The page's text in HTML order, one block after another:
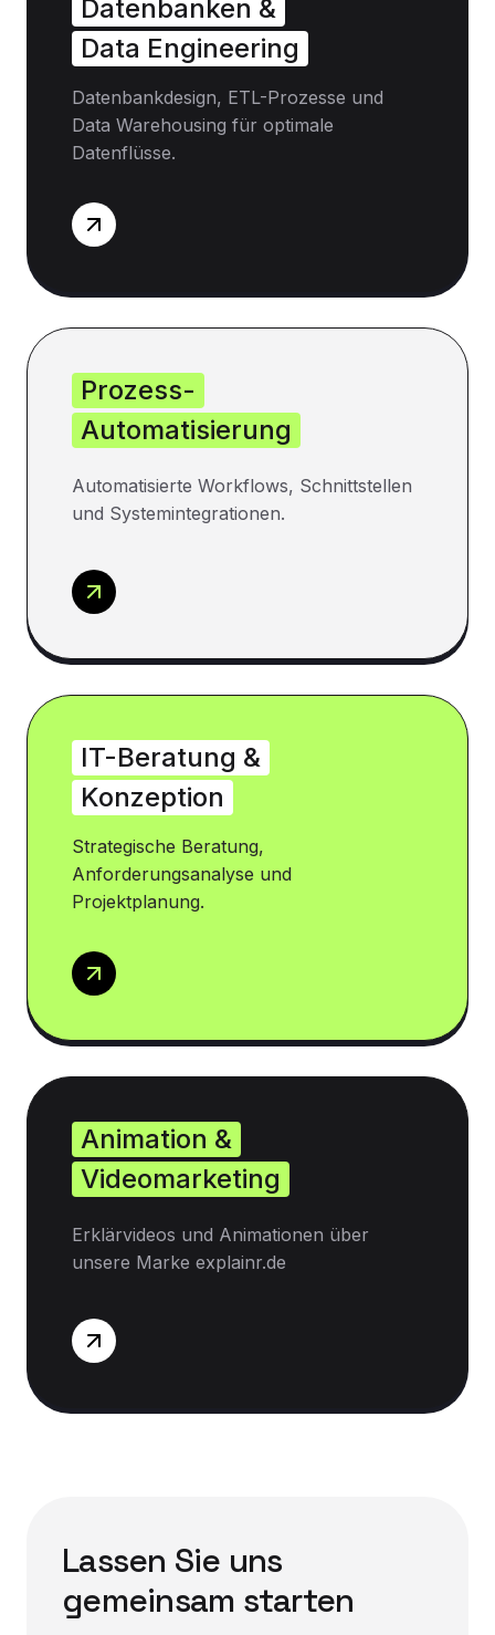
Datenbanken &
Data Engineering
Datenbankdesign, ETL-Prozesse und
Data Warehousing für optimale
Datenflüsse.
Prozess-
Automatisierung
Automatisierte Workflows, Schnittstellen
und Systemintegrationen.
IT-Beratung &
Konzeption
Strategische Beratung,
Anforderungsanalyse und
Projektplanung.
Animation &
Videomarketing
Erklärvideos und Animationen über
unsere Marke explainr.de
Lassen Sie uns
gemeinsam starten